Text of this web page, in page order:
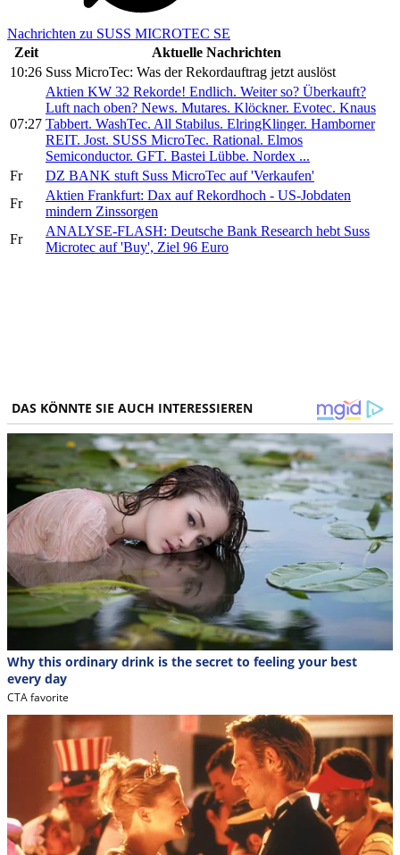
Nachrichten zu SUSS MICROTEC SE
Zeit
Aktuelle Nachrichten
10:26 Suss MicroTec: Was der Rekordauftrag jetzt auslöst
07:27
Aktien KW 32 Rekorde! Endlich. Weiter so? Überkauft?
Luft nach oben? News. Mutares. Klöckner. Evotec. Knaus
Tabbert. WashTec. All Stabilus. ElringKlinger. Hamborner
REIT. Jost. SUSS MicroTec. Rational. Elmos
Semiconductor. GFT. Bastei Lübbe. Nordex ...
Fr
DZ BANK stuft Suss MicroTec auf 'Verkaufen'
Fr
Aktien Frankfurt: Dax auf Rekordhoch - US-Jobdaten
mindern Zinssorgen
Fr
ANALYSE-FLASH: Deutsche Bank Research hebt Suss
Microtec auf 'Buy', Ziel 96 Euro